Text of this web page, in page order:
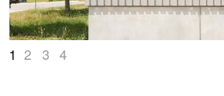
1 2 3 4